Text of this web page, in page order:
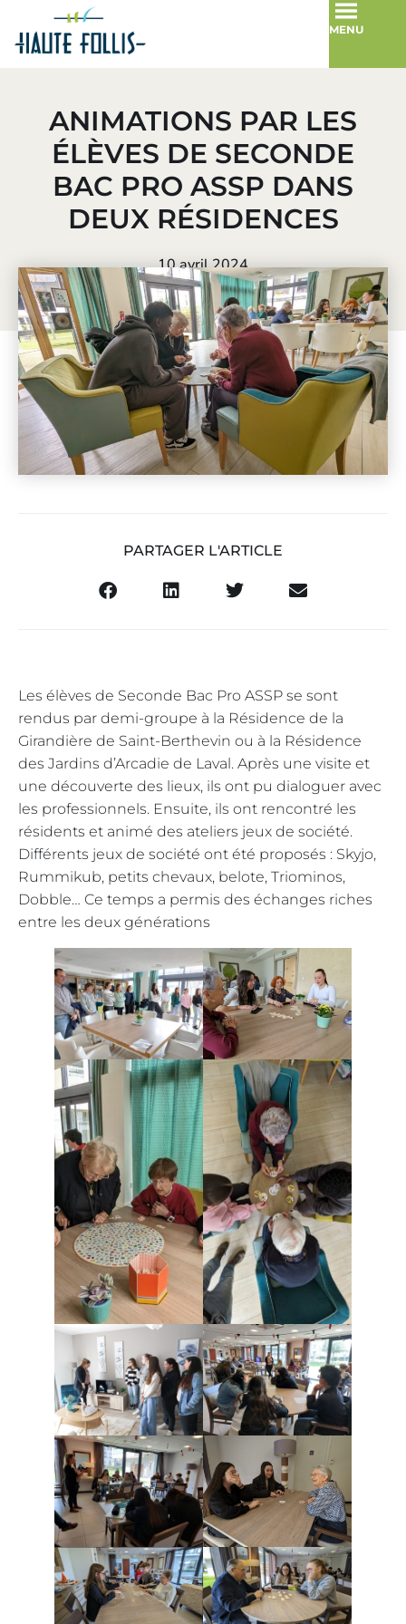
MENU
ANIMATIONS PAR LES
ÉLÈVES DE SECONDE
BAC PRO ASSP DANS
DEUX RÉSIDENCES
10 avril 2024
PARTAGER L'ARTICLE
Les élèves de Seconde Bac Pro ASSP se sont
rendus par demi-groupe à la Résidence de la
Girandière de Saint-Berthevin ou à la Résidence
des Jardins d’Arcadie de Laval. Après une visite et
une découverte des lieux, ils ont pu dialoguer avec
les professionnels. Ensuite, ils ont rencontré les
résidents et animé des ateliers jeux de société.
Différents jeux de société ont été proposés : Skyjo,
Rummikub, petits chevaux, belote, Triominos,
Dobble… Ce temps a permis des échanges riches
entre les deux générations